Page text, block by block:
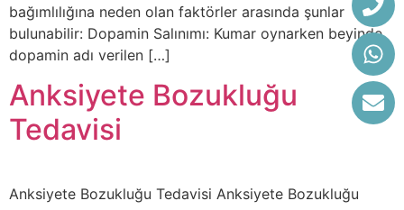
bağımlılığına neden olan faktörler arasında şunlar
bulunabilir: Dopamin Salınımı: Kumar oynarken beyinde
dopamin adı verilen […]
Anksiyete Bozukluğu
Tedavisi
Anksiyete Bozukluğu Tedavisi Anksiyete Bozukluğu